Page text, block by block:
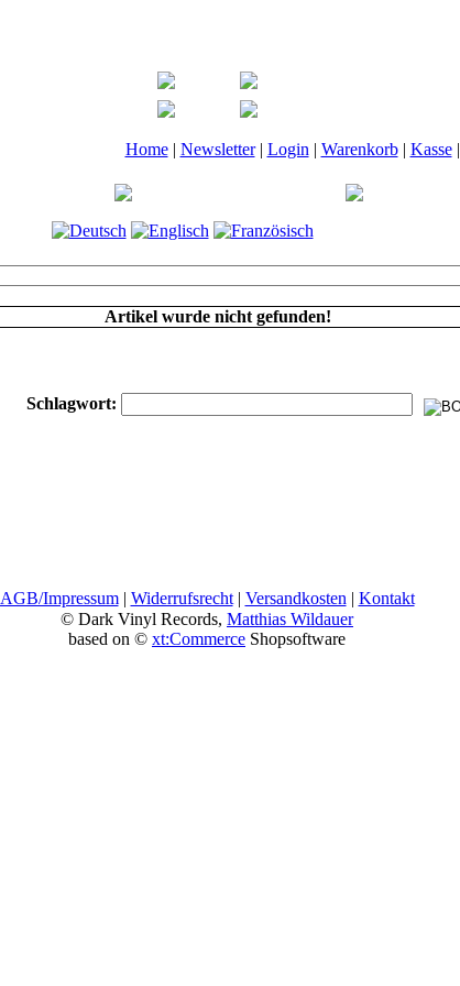
Home| Newsletter| Login | Warenkorb| Kasse|
Artikel wurde nicht gefunden!
Schlagwort:
AGB/Impressum| Widerrufsrecht| Versandkosten | Kontakt
© Dark Vinyl Records, Matthias Wildauer
based on © xt:Commerce Shopsoftware